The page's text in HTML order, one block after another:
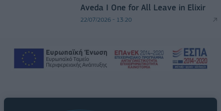
Aveda I One for All Leave in Elixir
22/07/2026 - 13:20